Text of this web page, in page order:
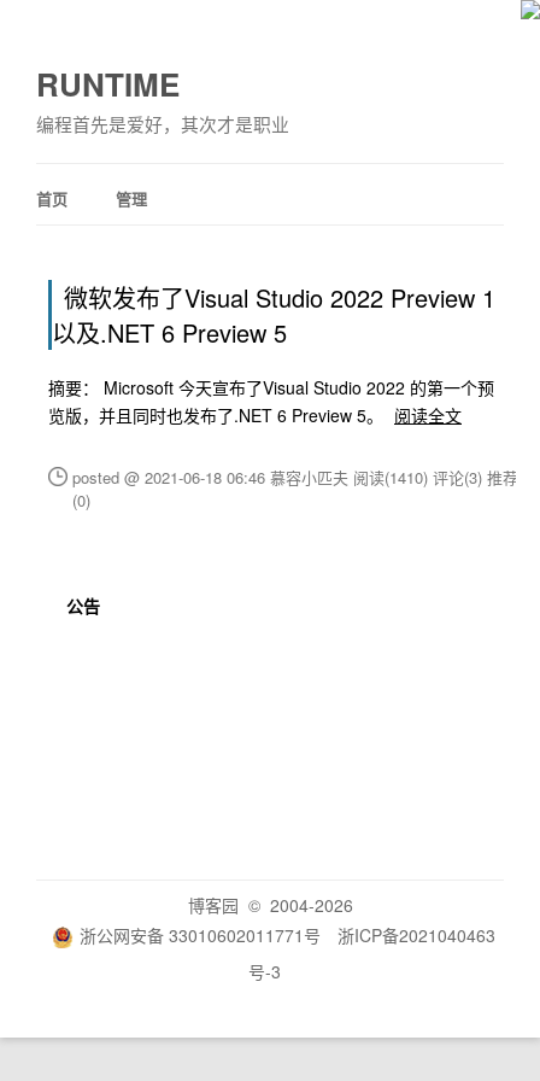
RUNTIME
编程首先是爱好，其次才是职业
首页 管理
微软发布了Visual Studio 2022 Preview 1
以及.NET 6 Preview 5
摘要： Microsoft 今天宣布了Visual Studio 2022 的第一个预
览版，并且同时也发布了.NET 6 Preview 5。
阅读全文
posted @ 2021-06-18 06:46 慕容小匹夫 阅读(1410) 评论(3) 推荐
(0)
公告
博客园 © 2004-2026
浙公网安备 33010602011771号
浙ICP备2021040463
号-3